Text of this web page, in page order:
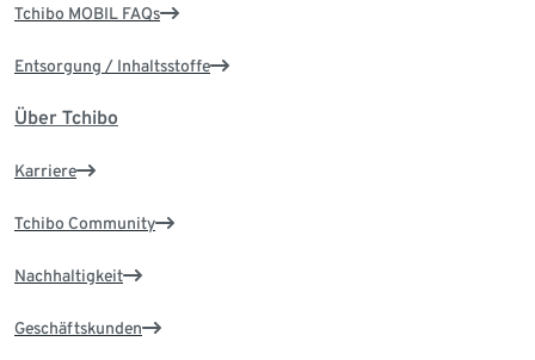
Tchibo MOBIL FAQs
Entsorgung / Inhaltsstoffe
Über Tchibo
Karriere
Tchibo Community
Nachhaltigkeit
Geschäftskunden